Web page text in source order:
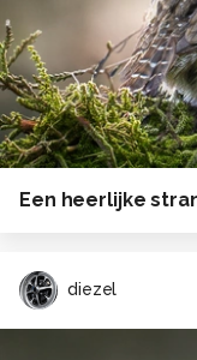
diezel